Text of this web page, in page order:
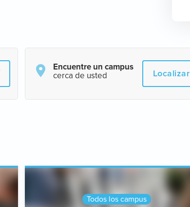
Encuentre un campus
cerca de usted Localizar
Todos los campus